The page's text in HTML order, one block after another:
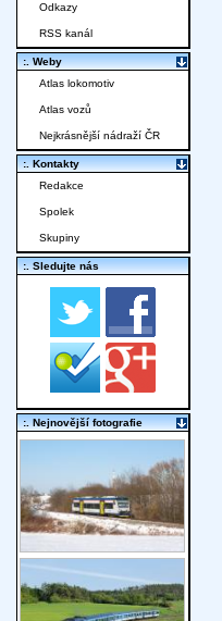
Odkazy
RSS kanál
:. Weby
Atlas lokomotiv
Atlas vozů
Nejkrásnější nádraží ČR
:. Kontakty
Redakce
Spolek
Skupiny
:. Sledujte nás
:. Nejnovější fotografie